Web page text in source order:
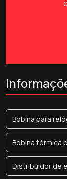
Bobina para
Bobina térmica
Distribuidor de